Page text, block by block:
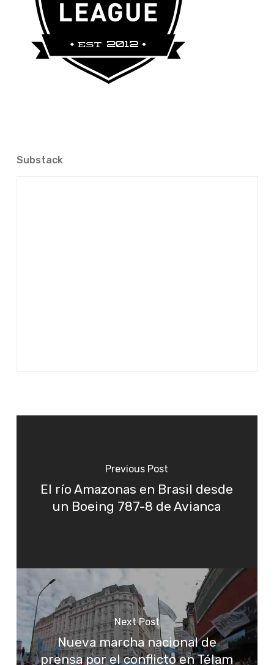
Substack
Previous Post
El río Amazonas en Brasil desde
un Boeing 787-8 de Avianca
Next Post
Nueva marcha nacional de
prensa por el conflicto en Télam